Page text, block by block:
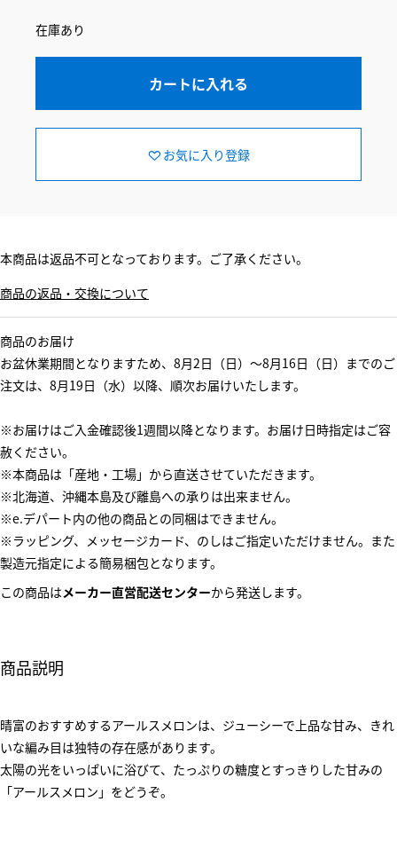
在庫あり
カートに入れる
お気に入り登録
本商品は返品不可となっております。ご了承ください。
商品の返品・交換について
商品のお届け
お盆休業期間となりますため、8月2日（日）～8月16日（日）までのご
注文は、8月19日（水）以降、順次お届けいたします。
※お届けはご入金確認後1週間以降となります。お届け日時指定はご容
赦ください。
※本商品は「産地・工場」から直送させていただきます。
※北海道、沖縄本島及び離島への承りは出来ません。
※e.デパート内の他の商品との同梱はできません。
※ラッピング、メッセージカード、のしはご指定いただけません。また
製造元指定による簡易梱包となります。
この商品はメーカー直営配送センターから発送します。
商品説明
晴富のおすすめするアールスメロンは、ジューシーで上品な甘み、きれ
いな編み目は独特の存在感があります。
太陽の光をいっぱいに浴びて、たっぷりの糖度とすっきりした甘みの
「アールスメロン」をどうぞ。